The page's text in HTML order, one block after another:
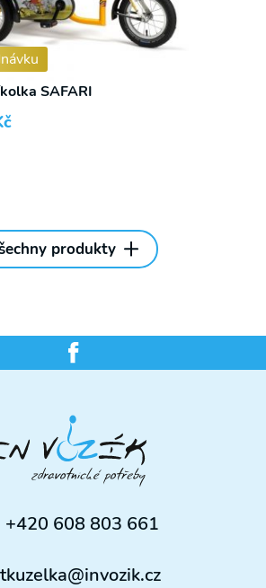
SAFARI
produkty
+420 608 803 661
tkuzelka@invozik.cz